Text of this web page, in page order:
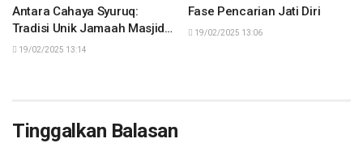
Antara Cahaya Syuruq:
Tradisi Unik Jamaah Masjid
Al-Aqsha Delatinos
19/02/2025 13:14
Fase Pencarian Jati Diri
19/02/2025 13:06
Tinggalkan Balasan